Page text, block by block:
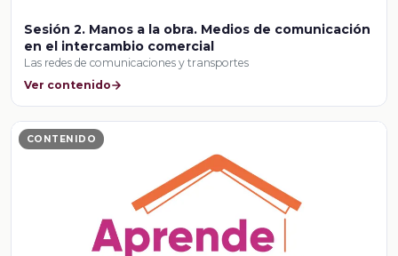
Sesión 2. Manos a la obra. Medios de comunicación
en el intercambio comercial
Las redes de comunicaciones y transportes
Ver contenido
CONTENIDO